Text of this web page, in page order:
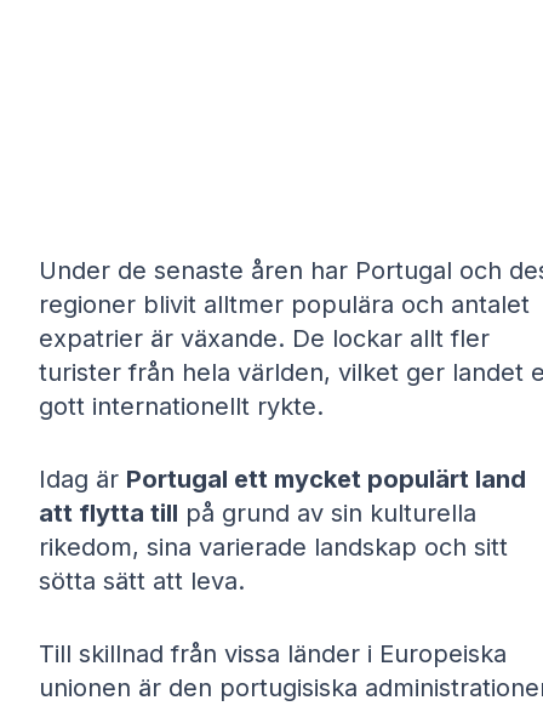
Under de senaste åren har Portugal och
regioner blivit alltmer populära och antalet
expatrier är växande. De lockar allt fler
turister från hela världen, vilket ger landet
gott internationellt rykte.
Idag är Portugal ett mycket populärt land
att flytta till på grund av sin kulturella
rikedom, sina varierade landskap och sitt
sötta sätt att leva.
Till skillnad från vissa länder i Europeiska
unionen är den portugisiska